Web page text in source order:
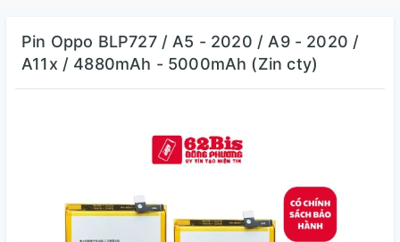
Pin Oppo BLP727 / A5 - 2020 / A9 - 2020 /
A11x / 4880mAh - 5000mAh (Zin cty)